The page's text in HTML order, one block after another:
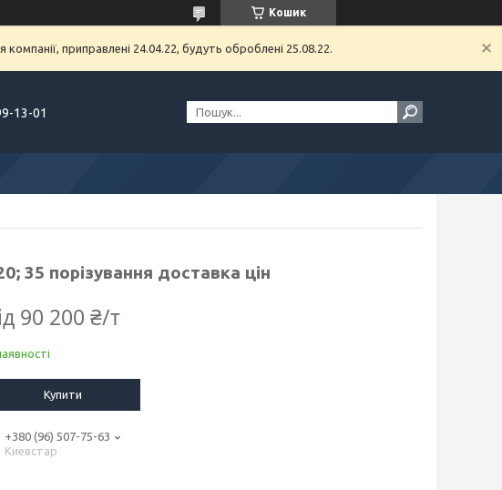
Кошик
приправлені 24.04.22, будуть оброблені 25.08.22.
13-01
35 порізування доставка цін
90 200 ₴/т
Купити
+380 (96) 507-75-63
Киевстар